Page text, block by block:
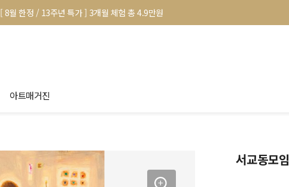
[ 8월 한정 / 13주년 특가 ] 3개월 체험 총 4.9만원
아트매거진
미술 이야기
아트 딕셔너리
서교동모임